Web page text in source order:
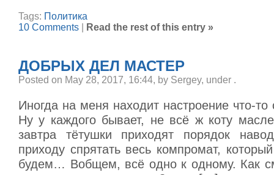
Tags: Политика
10 Comments
Read the rest of this entry »
ДОБРЫХ ДЕЛ МАСТЕР
Posted on May 28, 2017, 16:44, by Sergey, under .
Иногда на меня находит настроение что-то
Ну у каждого бывает, не всё ж коту
завтра тётушки приходят порядок
приходу спрятать весь компромат,
будем… Вобщем, всё одно к одному. Как